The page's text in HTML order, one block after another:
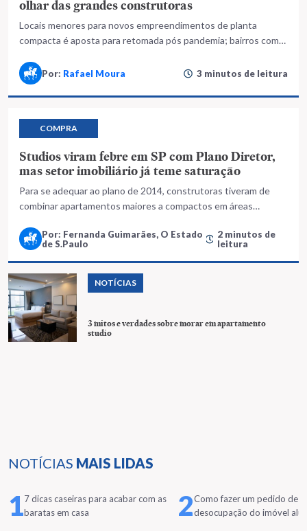
NOTÍCIAS MAIS LIDAS
17 dicas caseiras para acabar com as
baratas em casa
2Como fazer um pedido de
desocupação do imóvel
olhar das grandes construtoras
Locais menores para novos empreendimentos de planta
compacta é aposta para retomada pós pandemia; bairros com
Por: Rafael Moura 3 minutos de leitura
COMPRA
Studios viram febre em SP com Plano Diretor,
mas setor imobiliário já teme saturação
Para se adequar ao plano de 2014, construtoras tiveram de
combinar apartamentos maiores a compactos em áreas
capital paulista
Por: Fernanda Guimarães, O Estado
de S.Paulo
2 minutos de
leitura
NOTÍCIAS
3 mitos e verdades sobre morar em apartamento
studio